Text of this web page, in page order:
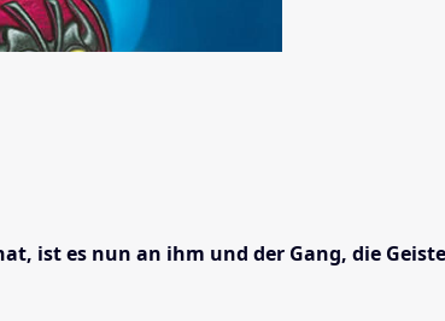
ist es nun an ihm und der Gang, die